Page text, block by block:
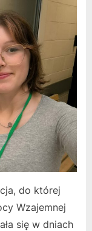
do której
Wzajemnej
się w dniach